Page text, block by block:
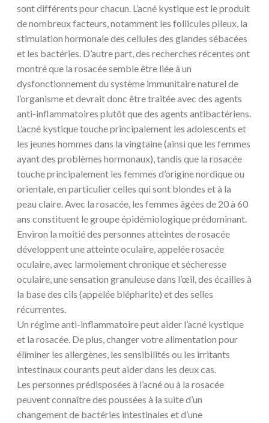
sont différents pour chacun. L’acné kystique est le produit
de nombreux facteurs, notamment les follicules pileux, la
stimulation hormonale des cellules des glandes sébacées
et les bactéries. D’autre part, des recherches récentes ont
montré que la rosacée semble être liée à un
dysfonctionnement du système immunitaire naturel de
l’organisme et devrait donc être traitée avec des agents
anti-inflammatoires plutôt que des agents antibactériens.
L’acné kystique touche principalement les adolescents et
les jeunes hommes dans la vingtaine (ainsi que les femmes
ayant des problèmes hormonaux), tandis que la rosacée
touche principalement les femmes d’origine nordique ou
orientale, en particulier celles qui sont blondes et à la
peau claire. Avec la rosacée, les femmes âgées de 20 à 60
ans constituent le groupe épidémiologique prédominant.
Environ la moitié des personnes atteintes de rosacée
développent une atteinte oculaire, appelée rosacée
oculaire, avec larmoiement chronique et sécheresse
oculaire, une sensation granuleuse dans l’œil, des écailles à
la base des cils (appelée blépharite) et des selles
récurrentes.
Un régime anti-inflammatoire peut aider l’acné kystique
et la rosacée. De plus, changer votre alimentation pour
éliminer les allergènes, les sensibilités ou les irritants
intestinaux courants peut aider dans les deux cas.
Les personnes prédisposées à l’acné ou à la rosacée
peuvent connaître des poussées à la suite d’un
changement de bactéries intestinales et d’une